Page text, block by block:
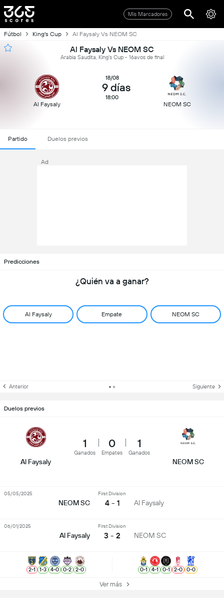
Mis Marcadores
Fútbol King's Cup Al Faysaly Vs NEOM SC
Al Faysaly Vs NEOM SC
Arabia Saudita, King's Cup - 16avos de final
Al Faysaly
18/08
9 días
18:00
NEOM SC
Partido Duelos previos
Ad
Predicciones
¿Quién va a ganar?
Al Faysaly Empate NEOM SC
Anterior Siguiente
Duelos previos
Al Faysaly
1
Ganados
0
Empates
1
Ganados
NEOM SC
NEOM SC
First Division
4 - 1 Al Faysaly
05/05/2025
Al Faysaly
First Division
3 - 2 NEOM SC
06/01/2025
2-1 1-3 4-0 0-2 2-0 0-1 4-1 0-1 2-0 0-0
Ver más